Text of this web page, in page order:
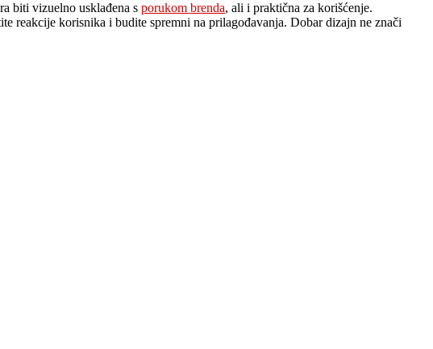
biti vizuelno usklađena s porukom brenda, ali i praktična za korišćenje.
reakcije korisnika i budite spremni na prilagođavanja. Dobar dizajn ne znači